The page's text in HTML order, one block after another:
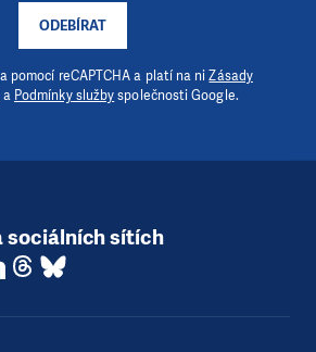
ODEBÍRAT
pomocí reCAPTCHA a platí na niZásady
a Podmínky službyspolečnosti Google.
sociálních sítích